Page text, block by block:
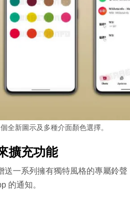
全新圖示及多種介面顏色選擇。
擴充功能
一系列擁有獨特風格的專屬鈴
的通知。